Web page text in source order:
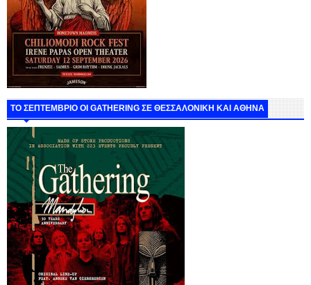
ΤΟ ΣΕΠΤΕΜΒΡΙΟ ΟΙ GATHERING ΣΕ ΘΕΣΣΑΛΟΝΙΚΗ ΚΑΙ ΑΘΗΝΑ